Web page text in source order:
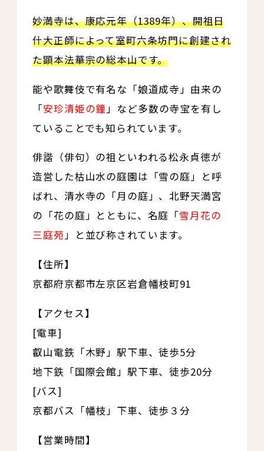
妙満寺は、康応元年（1389年）、開祖日
什大正師によって室町六条坊門に創建され
た顕本法華宗の総本山です。
能や歌舞伎で有名な「娘道成寺」由来の
「安珍清姫の鐘 」など多数の寺宝を有し
ていることでも知られています。
俳諧（俳句）の祖といわれる松永貞徳が
造営した枯山水の庭園は「雪の庭」と呼
ばれ、清水寺の「月の庭」、北野天満宮
の「花の庭」とともに、名庭「雪月花の
三庭苑」と並び称されています。
【住所】
京都府京都市左京区岩倉幡枝町91
【アクセス】
[電車]
叡山電鉄「木野」駅下車、徒歩5分
地下鉄「国際会館」駅下車、徒歩20分
[バス]
京都バス「幡枝」下車、徒歩３分
【営業時間】